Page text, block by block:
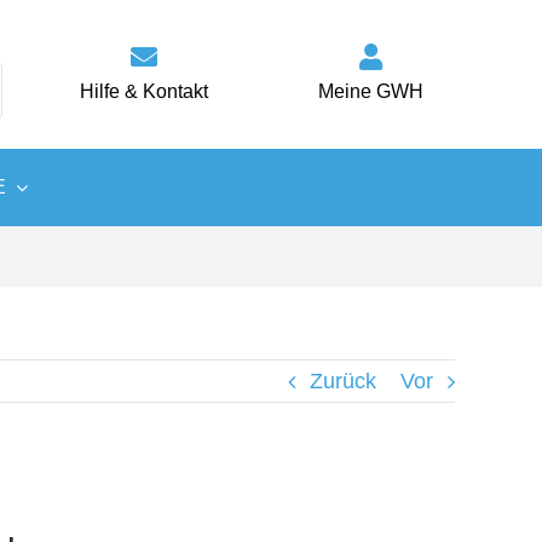
Hilfe & Kontakt Meine GWH
Zurück Vor